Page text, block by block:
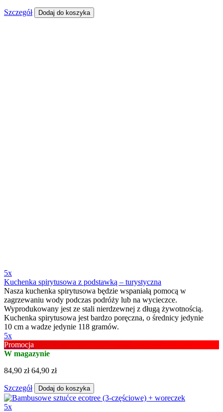
Szczegół Dodaj do koszyka
5x
Kuchenka spirytusowa z podstawką – turystyczna
Nasza kuchenka spirytusowa będzie wspaniałą pomocą w
zagrzewaniu wody podczas podróży lub na wycieczce.
Wyprodukowany jest ze stali nierdzewnej z długą żywotnością.
Kuchenka spirytusowa jest bardzo poręczna, o średnicy jedynie
10 cm a wadze jedynie 118 gramów.
5x
Promocja
W magazynie
84,90 zł 64,90 zł
Szczegół Dodaj do koszyka
5x